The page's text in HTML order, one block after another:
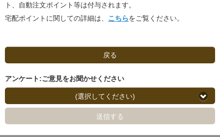
ト、自動注文ポイント等は付与されます。
宅配ポイントに関しての詳細は、 こちらをご覧ください。
戻る
アンケート:ご意見をお聞かせください
(選択してください)
送信する